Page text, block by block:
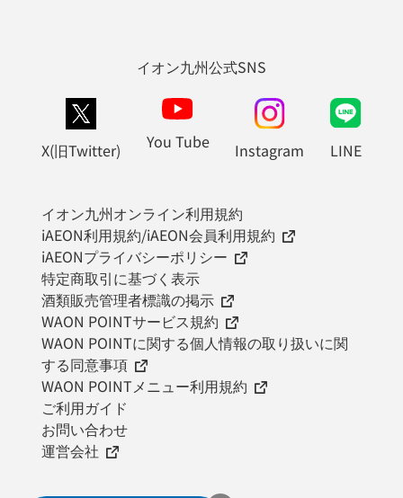
イオン九州公式SNS
X(旧Twitter) You Tube Instagram LINE
イオン九州オンライン利用規約
iAEON利用規約/iAEON会員利用規約
iAEONプライバシーポリシー
特定商取引に基づく表示
酒類販売管理者標識の掲示
WAON POINTサービス規約
WAON POINTに関する個人情報の取り扱いに関
する同意事項
WAON POINTメニュー利用規約
ご利用ガイド
お問い合わせ
運営会社